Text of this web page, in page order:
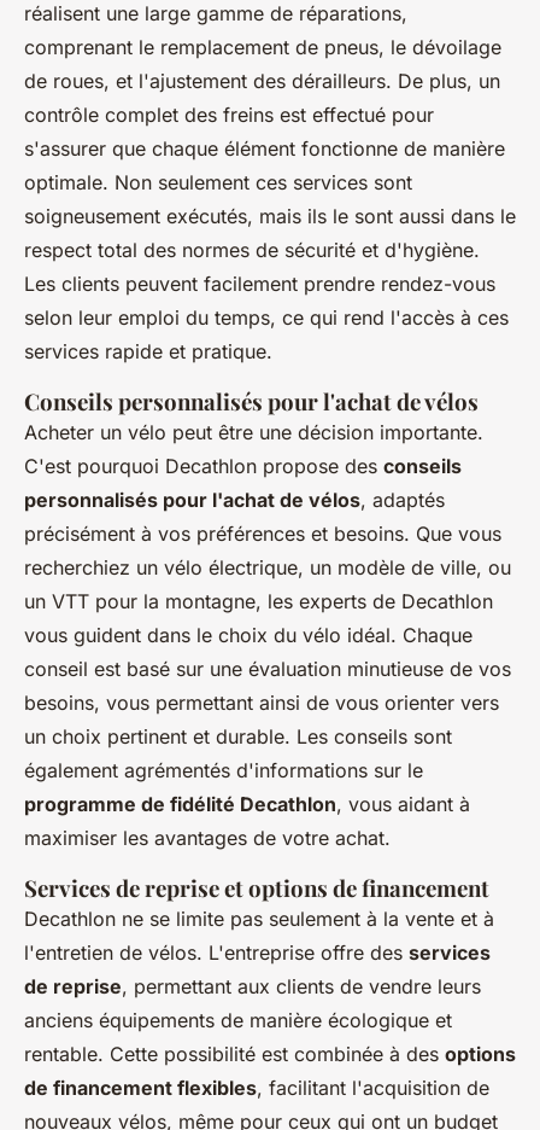
réalisent une large gamme de réparations,
comprenant le remplacement de pneus, le dévoilage
de roues, et l'ajustement des dérailleurs. De plus, un
contrôle complet des freins est effectué pour
s'assurer que chaque élément fonctionne de manière
optimale. Non seulement ces services sont
soigneusement exécutés, mais ils le sont aussi dans le
respect total des normes de sécurité et d'hygiène.
Les clients peuvent facilement prendre rendez-vous
selon leur emploi du temps, ce qui rend l'accès à ces
services rapide et pratique.
Conseils personnalisés pour l'achat de vélos
Acheter un vélo peut être une décision importante.
C'est pourquoi Decathlon propose des conseils
personnalisés pour l'achat de vélos, adaptés
précisément à vos préférences et besoins. Que vous
recherchiez un vélo électrique, un modèle de ville, ou
un VTT pour la montagne, les experts de Decathlon
vous guident dans le choix du vélo idéal. Chaque
conseil est basé sur une évaluation minutieuse de vos
besoins, vous permettant ainsi de vous orienter vers
un choix pertinent et durable. Les conseils sont
également agrémentés d'informations sur le
programme de fidélité Decathlon, vous aidant à
maximiser les avantages de votre achat.
Services de reprise et options de financement
Decathlon ne se limite pas seulement à la vente et à
l'entretien de vélos. L'entreprise offre des services
de reprise, permettant aux clients de vendre leurs
anciens équipements de manière écologique et
rentable. Cette possibilité est combinée à des options
de financement flexibles, facilitant l'acquisition de
nouveaux vélos, même pour ceux qui ont un budget